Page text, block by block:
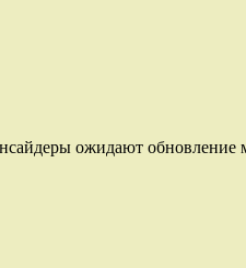
ожидают обновление